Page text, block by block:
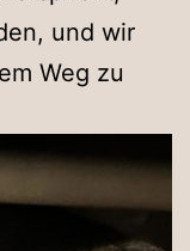
und wir
Weg zu